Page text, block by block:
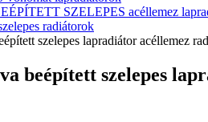
SZELEPES acéllemez
radiátorok
szelepes lapradiátor acéllemez
beépített szelepes